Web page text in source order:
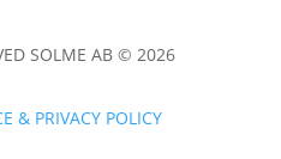
SOLME AB © 2026
& PRIVACY POLICY